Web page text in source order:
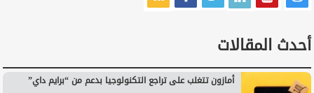
أحدث المقالات
أمازون تتغلب على تراجع التكنولوجيا بدعم من “برايم داي”